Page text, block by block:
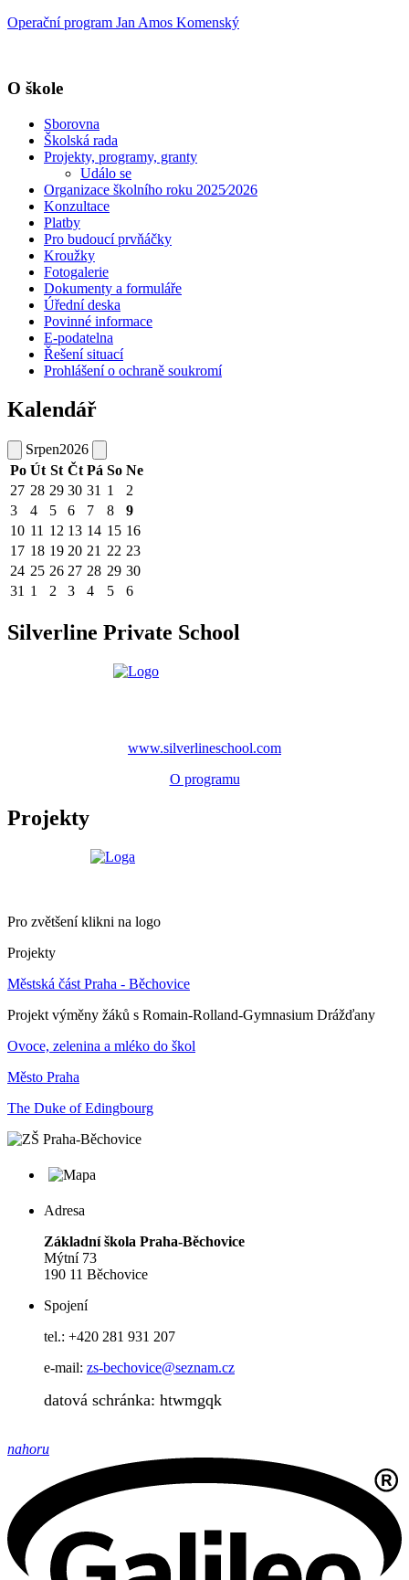
Operační program Jan Amos Komenský
O škole
Sborovna
Školská rada
Projekty, programy, granty
Událo se
Organizace školního roku 2025⁄2026
Konzultace
Platby
Pro budoucí prvňáčky
Kroužky
Fotogalerie
Dokumenty a formuláře
Úřední deska
Povinné informace
E-podatelna
Řešení situací
Prohlášení o ochraně soukromí
Kalendář
Srpen2026
Po Út St Čt Pá So Ne
27 28 29 30 31 1
2
3
4 5 6 7 8
9
10 11 12 13 14 15 16
17 18 19 20 21 22 23
24 25 26 27 28 29 30
31 1 2 3 4 5 6
Silverline Private School
www.silverlineschool.com
O programu
Projekty
Pro zvětšení klikni na logo
Projekty
Městská část Praha - Běchovice
Projekt výměny žáků s Romain-Rolland-Gymnasium Drážďany
Ovoce, zelenina a mléko do škol
Město Praha
The Duke of Edingbourg
Adresa
Základní škola Praha-Běchovice
Mýtní 73
190 11 Běchovice
Spojení
tel.: +420 281 931 207
e-mail: zs-bechovice@seznam.cz
datová schránka: htwmgqk
nahoru